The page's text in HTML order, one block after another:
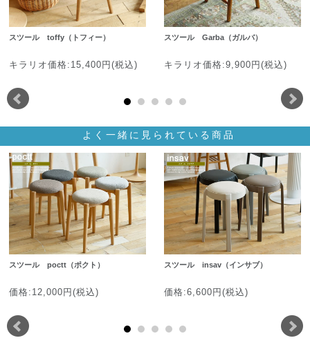
スツール toffy（トフィー）
キラリオ価格:15,400円(税込)
スツール Garba（ガルバ）
キラリオ価格:9,900円(税込)
よく一緒に見られている商品
スツール poctt（ポクト）
価格:12,000円(税込)
スツール insav（インサブ）
価格:6,600円(税込)